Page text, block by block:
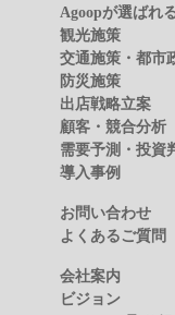
Agoopが選ばれ
観光施策
交通施策・都市
防災施策
出店戦略立案
顧客・競合分析
需要予測・投資
導入事例
お問い合わせ
よくあるご質問
会社案内
ビジョン